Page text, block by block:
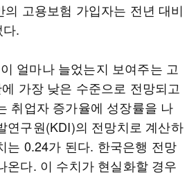
고용보험 가입자는 전년 대비
.
얼마나 늘었는지 보여주는 고
가장 낮은 수준으로 전망되고
취업자 증가율에 성장률을 나
연구원(KDI)의 전망치로 계산하
는 0.24가 된다. 한국은행 전망
온다. 이 수치가 현실화할 경우